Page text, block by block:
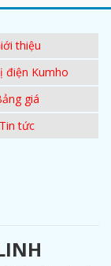
thiệu
điện Kumho
giá
Tin tức